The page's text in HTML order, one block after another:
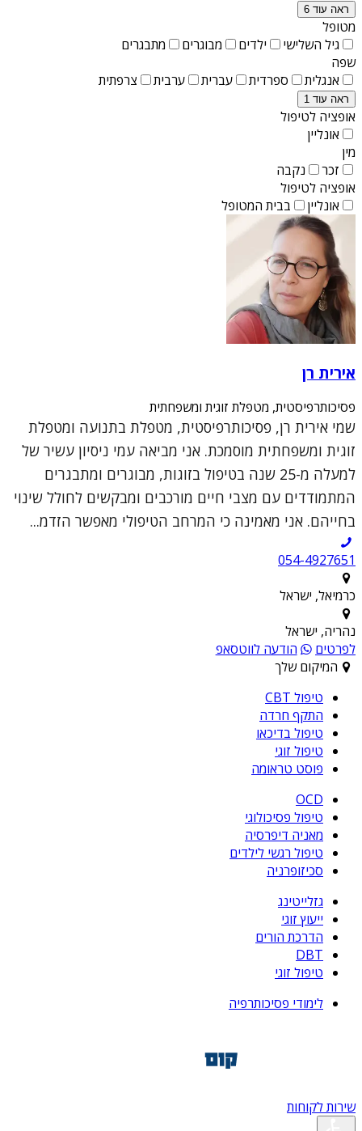
ראה עוד 6
מטופל
גיל השלישי
ילדים מבוגרים
מתבגרים
שפה
אנגלית
ספרדית עברית ערבית צרפתית
ראה עוד 1
אופציה לטיפול
אונליין
מין
זכר
נקבה
אופציה לטיפול
אונליין
בבית המטופל
אירית רן
פסיכותרפיסטית, מטפלת זוגית ומשפחתית
שמי אירית רן, פסיכותרפיסטית, מטפלת בתנועה ומטפלת
זוגית ומשפחתית מוסמכת. אני מביאה עמי ניסיון עשיר של
למעלה מ-25 שנה בטיפול בזוגות, מבוגרים ומתבגרים
המתמודדים עם מצבי חיים מורכבים ומבקשים לחולל שינוי
בחייהם. אני מאמינה כי המרחב הטיפולי מאפשר הזדמ...
054-4927651
כרמיאל, ישראל
נהריה, ישראל
לפרטים
הודעה לווטסאפ
המיקום שלך
טיפול CBT
התקף חרדה
טיפול בדיכאו
טיפול זוגי
פוסט טראומה
OCD
טיפול פסיכולוגי
מאניה דיפרסיה
טיפול רגשי לילדים
סכיזופרניה
גזלייטינג
ייעוץ זוגי
הדרכת הורים
DBT
טיפול זוגי
לימודי פסיכותרפיה
שירות לקוחות